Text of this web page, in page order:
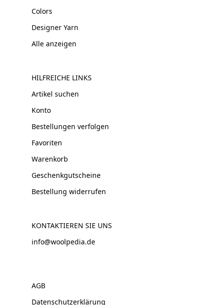
Colors
Designer Yarn
Alle anzeigen
HILFREICHE LINKS
Artikel suchen
Konto
Bestellungen verfolgen
Favoriten
Warenkorb
Geschenkgutscheine
Bestellung widerrufen
KONTAKTIEREN SIE UNS
info@woolpedia.de
AGB
Datenschutzerklärung